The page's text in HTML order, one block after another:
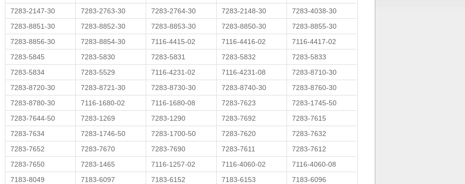
Electroplating method and device for wire stock, and electropla...
Shifting device for a shift-by-wire system
Device for processing a wire
连接器-代理SULLINS连接器Wire to Board系列SWT204-UP...
7283-2147-30
7283-2763-30 7283-2764-30 7283-2148-30
7283-4038-30
7283-8851-30
7283-8852-30 7283-8853-30 7283-8850-30
7283-8855-30
7283-8856-30
7283-8854-30 7116-4415-02 7116-4416-02
7116-4417-02
7283-5845
7283-5830 7283-5831 7283-5832
7283-5833
7283-5834
7283-5529 7116-4231-02 7116-4231-08
7283-8710-30
7283-8720-30
7283-8721-30 7283-8730-30 7283-8740-30
7283-8760-30
7283-8780-30
7116-1680-02 7116-1680-08 7283-7623
7283-1745-50
7283-7644-50
7283-1269 7283-1290 7283-7692
7283-7615
7283-7634
7283-1746-50 7283-1700-50 7283-7620
7283-7632
7283-7652
7283-7670 7283-7690 7283-7611
7283-7612
7283-7650
7283-1465 7116-1257-02 7116-4060-02
7116-4060-08
7183-8049
7183-6097 7183-6152 7183-6153 7183-6096